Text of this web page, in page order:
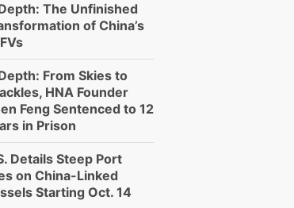
【特别呈现】寻找100种
有意思的生活方式·第三对
住三大增长引擎是什么？
The Unfinished
of China’s
From Skies to
HNA Founder
Feng Sentenced to 12
in Prison
Details Steep Port
on China-Linked
Starting Oct. 14